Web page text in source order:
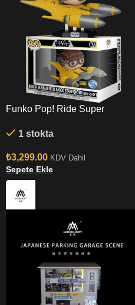
Funko Pop! Ride Super
Anakin Skywalker (in Naboo
1 stokta
₺3,299.00 KDV Dahil
Sepete Ekle